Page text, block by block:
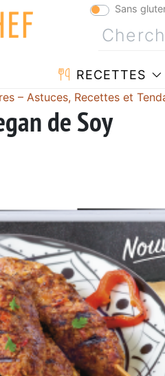
Sans
RECETTES
– Astuces, Recettes et
de Soy